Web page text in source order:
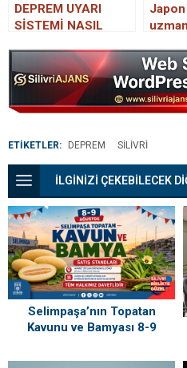
DEPREM UYARI
SİSTEMİ NASIL
Android deprem
uyarı sistemi nedir,
nasıl indirilir?
ETİKETLER: DEPREM SILIVRI
İLGİNİZİ ÇEKEBİLECEK
Selimpaşa’nın Topatan
Kavunu ve Bamyası 8-9
Buluşuyor